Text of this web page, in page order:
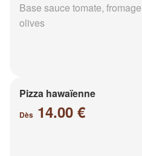
Base sauce tomate,
olives
Pizza hawaïenne
Dès 14.00 €